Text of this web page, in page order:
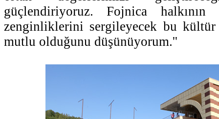
güçlendiriyoruz. Fojnica
zenginliklerini sergileyecek bu kültür
mutlu olduğunu düşünüyorum.''